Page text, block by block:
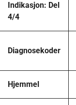
Indikasjon: Del
4/4
Diagnosekoder
Hjemmel